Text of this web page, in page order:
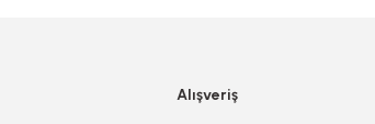
Yorum Yaz
Soru Sor
Deneyimini Paylaş
Alışveriş